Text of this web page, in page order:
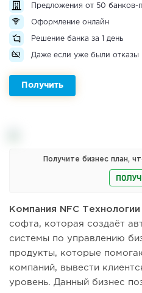
Предложения от 50 банков-
Оформление онлайн
Решение банка за 1 день
Даже если уже были отказы
Получить
Получите бизнес план,
Компания NFC Технологии
софта, которая создаёт
системы по управлению
продукты, которые
компаний, вывести
уровень. Данный бизнес